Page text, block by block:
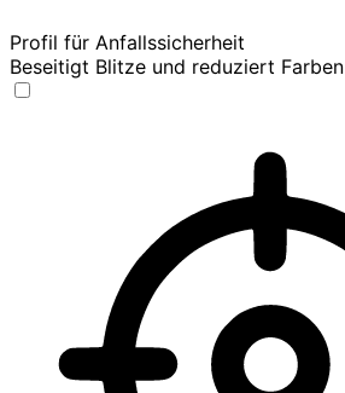
Profil für Anfallssicherheit
Beseitigt Blitze und reduziert Farben